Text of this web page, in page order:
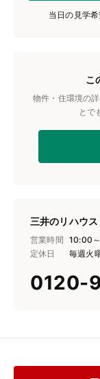
当日の見学
こ
物件・住環境の
とで
三井のリハウ
営業時間 10:00
定休日
毎週火
0120-